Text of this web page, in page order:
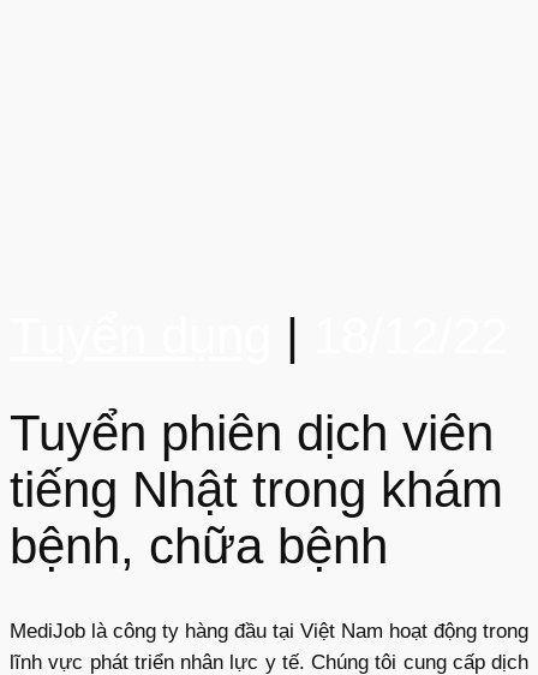
|
Tuyển phiên dịch viên
tiếng Nhật trong khám
bệnh, chữa bệnh
MediJob là công ty hàng đầu tại Việt Nam hoạt động trong
lĩnh vực phát triển nhân lực y tế. Chúng tôi cung cấp dịch